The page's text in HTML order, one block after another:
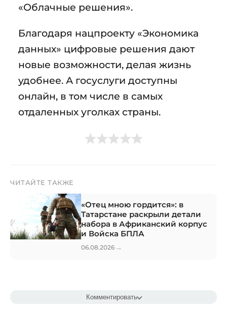
«Облачные решения».
Благодаря нацпроекту «Экономика
данных» цифровые решения дают
новые возможности, делая жизнь
удобнее. А госуслуги доступны
онлайн, в том числе в самых
отдаленных уголках страны.
ЧИТАЙТЕ ТАКЖЕ
«Отец мною гордится»: в
Татарстане раскрыли детали
набора в Африканский корпус
и Войска БПЛА
06.08.2026 →
Комментировать